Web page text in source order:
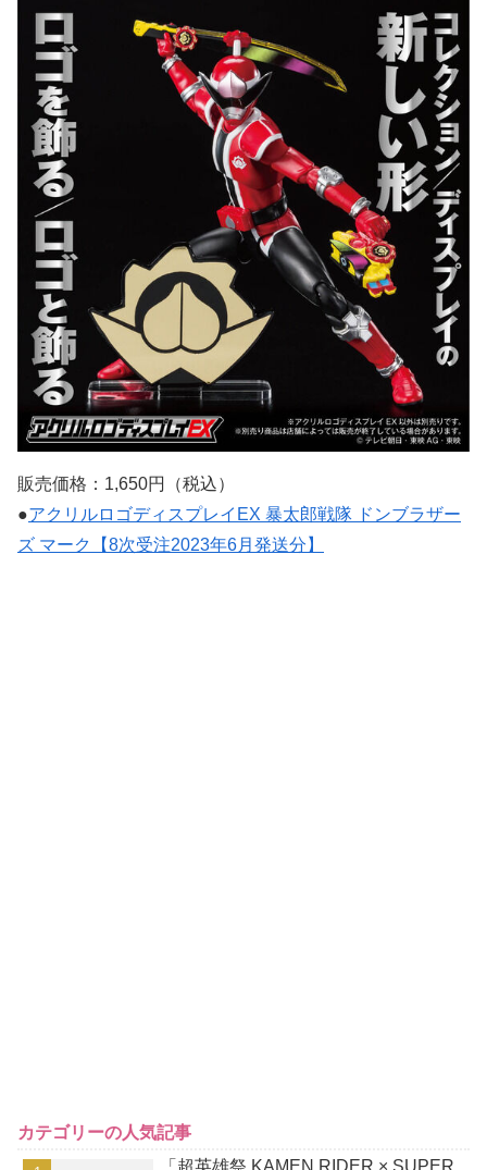
販売価格：1,650円（税込）
●アクリルロゴディスプレイEX 暴太郎戦隊 ドンブラザー
ズ マーク【8次受注2023年6月発送分】
カテゴリーの人気記事